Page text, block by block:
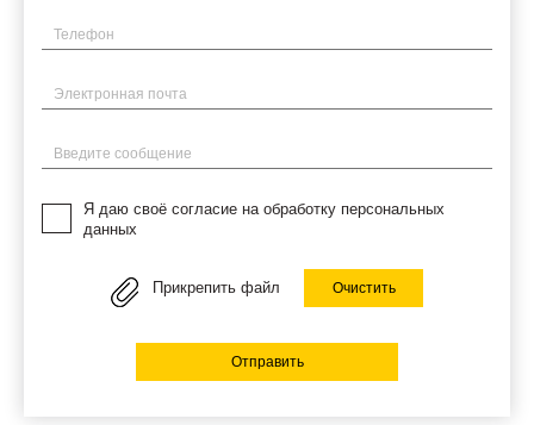
Телефон
Электронная почта
Введите сообщение
Я даю своё согласие на обработку персональных
данных
Прикрепить файл Очистить
Отправить